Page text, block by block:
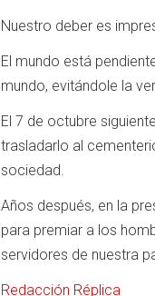
Nuestro deber es
El mundo está
mundo, evitándole la
El 7 de octubre
trasladarlo al
sociedad.
Años después, en la
para premiar a los
servidores de nuestra
Redacción Réplica